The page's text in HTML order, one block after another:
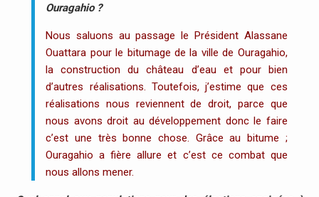
Ouragahio ?
Nous saluons au passage le Président Alassane
Ouattara pour le bitumage de la ville de Ouragahio,
la construction du château d’eau et pour bien
d’autres réalisations. Toutefois, j’estime que ces
réalisations nous reviennent de droit, parce que
nous avons droit au développement donc le faire
c’est une très bonne chose. Grâce au bitume ;
Ouragahio a fière allure et c’est ce combat que
nous allons mener.